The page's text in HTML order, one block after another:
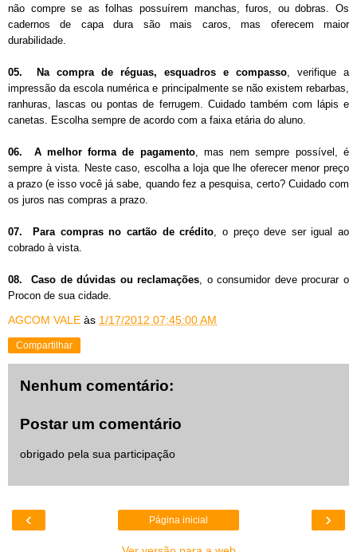
não compre se as folhas possuírem manchas, furos, ou dobras. Os
cadernos de capa dura são mais caros, mas oferecem maior
durabilidade.
05. Na compra de réguas, esquadros e compasso, verifique a
impressão da escola numérica e principalmente se não existem rebarbas,
ranhuras, lascas ou pontas de ferrugem. Cuidado também com lápis e
canetas. Escolha sempre de acordo com a faixa etária do aluno.
06. A melhor forma de pagamento, mas nem sempre possível, é
sempre à vista. Neste caso, escolha a loja que lhe oferecer menor preço
a prazo (e isso você já sabe, quando fez a pesquisa, certo? Cuidado com
os juros nas compras a prazo.
07. Para compras no cartão de crédito, o preço deve ser igual ao
cobrado à vista.
08. Caso de dúvidas ou reclamações, o consumidor deve procurar o
Procon de sua cidade.
AGCOM VALE às 1/17/2012 07:45:00 AM
Compartilhar
Nenhum comentário:
Postar um comentário
obrigado pela sua participação
‹ ›
Página inicial